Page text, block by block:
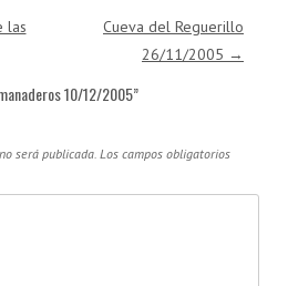
las
Cueva del Reguerillo
26/11/2005 →
10/12/2005”
será publicada. Los campos obligatorios